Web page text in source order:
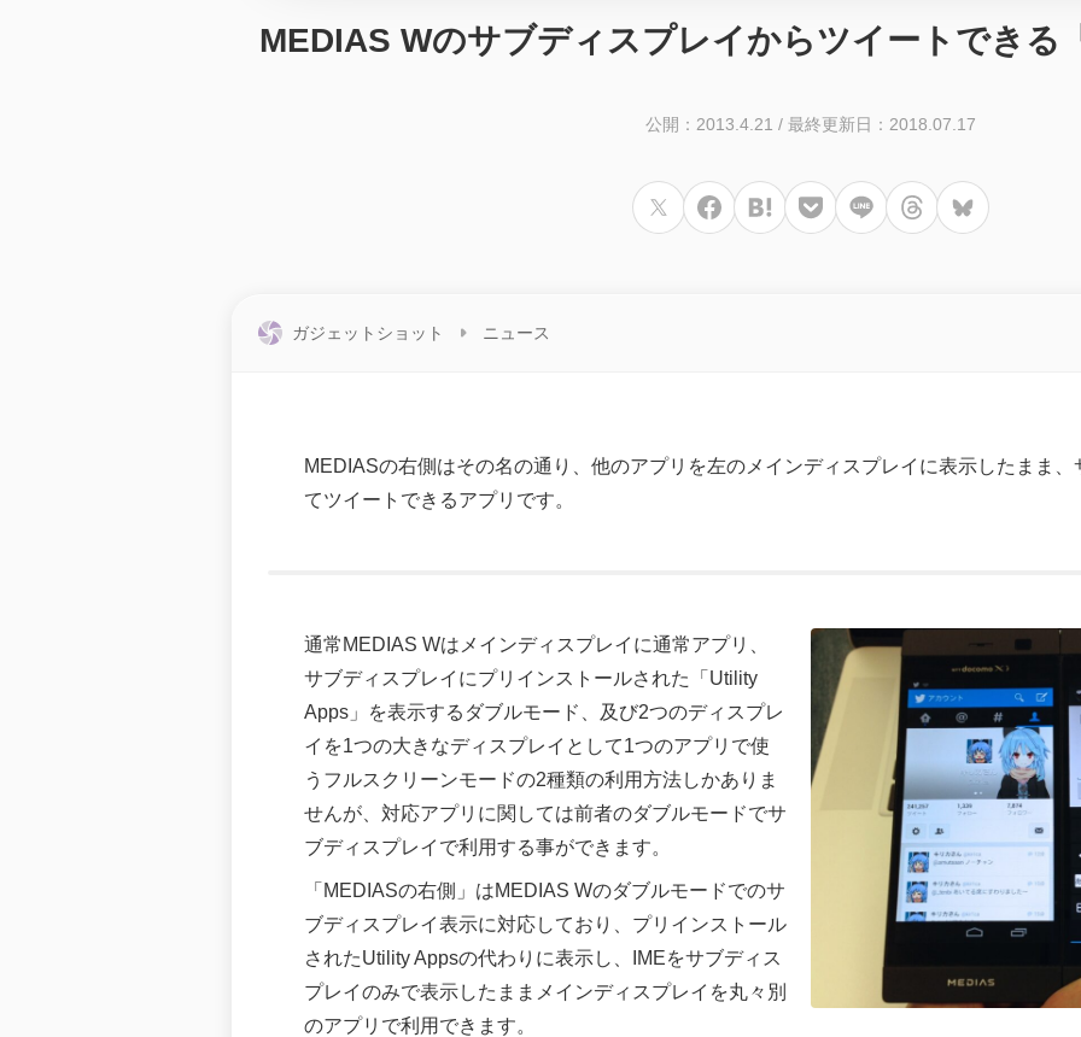
MEDIAS Wのサブディスプレイからツイートできる
公開：2013.4.21 / 最終更新日：2018.07.17
ガジェットショット ニュース
MEDIASの右側はその名の通り、他のアプリを左のメインディスプレイに表示したまま
てツイートできるアプリです。
通常MEDIAS Wはメインディスプレイに通常アプリ、
サブディスプレイにプリインストールされた「Utility
Apps」を表示するダブルモード、及び2つのディスプレ
イを1つの大きなディスプレイとして1つのアプリで使
うフルスクリーンモードの2種類の利用方法しかありま
せんが、対応アプリに関しては前者のダブルモードでサ
ブディスプレイで利用する事ができます。
「MEDIASの右側」はMEDIAS Wのダブルモードでのサ
ブディスプレイ表示に対応しており、プリインストール
されたUtility Appsの代わりに表示し、IMEをサブディス
プレイのみで表示したままメインディスプレイを丸々別
のアプリで利用できます。